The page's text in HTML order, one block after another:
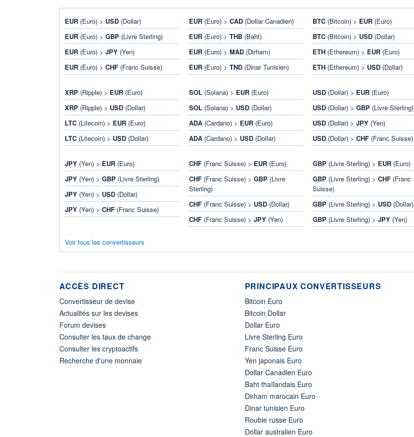
EUR (Euro) > USD (Dollar)
EUR (Euro) > GBP (Livre Sterling)
EUR (Euro) > JPY (Yen)
EUR (Euro) > CHF (Franc Suisse)
EUR(Euro) > CAD(Dollar Canadien)
EUR(Euro) > THB(Baht)
EUR(Euro) > MAD(Dirham)
EUR(Euro) > TND(Dinar Tunisien)
BTC (Bitcoin) > EUR (Euro)
BTC (Bitcoin) > USD (Dollar)
ETH (Ethereum) > EUR (Euro)
ETH (Ethereum) > USD (Dollar)
XRP (Ripple) > EUR (Euro)
XRP (Ripple) > USD (Dollar)
LTC (Litecoin) > EUR (Euro)
LTC (Litecoin) > USD (Dollar)
SOL(Solana) > EUR(Euro)
SOL(Solana) > USD(Dollar)
ADA(Cardano) > EUR(Euro)
ADA(Cardano) > USD(Dollar)
USD (Dollar) > EUR (Euro)
USD (Dollar) >GBP (Livre Sterling)
USD (Dollar) >JPY (Yen)
USD (Dollar) >CHF (Franc Suisse)
JPY (Yen) > EUR (Euro)
JPY (Yen) > GBP (Livre Sterling)
JPY (Yen) > USD (Dollar)
JPY (Yen) > CHF (Franc Suisse)
CHF(Franc Suisse) > EUR(Euro)
CHF(Franc Suisse) > GBP(Livre
Sterling)
CHF(Franc Suisse) > USD(Dollar)
CHF(Franc Suisse) > JPY(Yen)
GBP (Livre Sterling) > EUR (Euro)
GBP (Livre Sterling) >CHF (Franc
Suisse)
GBP (Livre Sterling) > USD (Dollar)
GBP (Livre Sterling) >JPY (Yen)
Voir tous les convertisseurs
ACCÈS DIRECT
Convertisseur de devise
Actualités sur les devises
Forum devises
Consulter les taux de change
Consulter les cryptoactifs
Recherche d'une monnaie
PRINCIPAUX CONVERTISSEURS
Bitcoin Euro
Bitcoin Dollar
Dollar Euro
Livre Sterling Euro
Franc Suisse Euro
Yen japonais Euro
Dollar Canadien Euro
Baht thaïlandais Euro
Dirham marocain Euro
Dinar tunisien Euro
Rouble russe Euro
Dollar australien Euro